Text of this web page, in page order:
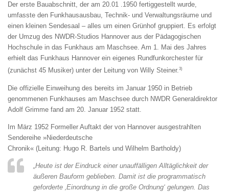
Der erste Bauabschnitt, der am 20.01 .1950 fertiggestellt wurde,
umfasste den Funkhausausbau, Technik- und Verwaltungsräume und
einen kleinen Sendesaal – alles um einen Grünhof gruppiert. Es erfolgt
der Umzug des NWDR-Studios Hannover aus der Pädagogischen
Hochschule in das Funkhaus am Maschsee. Am 1. Mai des Jahres
erhielt das Funkhaus Hannover ein eigenes Rundfunkorchester für
(zunächst 45 Musiker) unter der Leitung von Willy Steiner.3)
Die offizielle Einweihung des bereits im Januar 1950 in Betrieb
genommenen Funkhauses am Maschsee durch NWDR Generaldirektor
Adolf Grimme fand am 20. Januar 1952 statt.
Im März 1952 Formeller Auftakt der von Hannover ausgestrahlten
Sendereihe »Niederdeutsche
Chronik« (Leitung: Hugo R. Bartels und Wilhelm Bartholdy)
„Heute ist der Eindruck einer unauffälligen Alltäglichkeit der
äußeren Bauform geblieben. Damit ist die programmatisch
geforderte ‚Einordnung in die große Ordnung‘ gelungen. Das